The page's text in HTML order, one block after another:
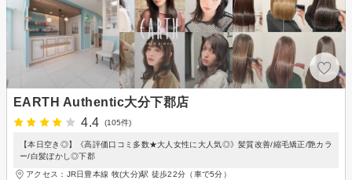
EARTH Authentic大分下郡店
4.4
(105件)
【本日空き◎】《高評価口コミ多数★大人女性に大人気◎》髪質改善/縮毛矯正/艶カラ
ー/白髪ぼかし◎下郡
アクセス：JR日豊本線 牧(大分)駅 徒歩22分（車で5分）